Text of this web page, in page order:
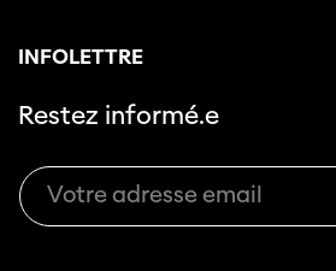
INFOLETTRE
Restez informé.e